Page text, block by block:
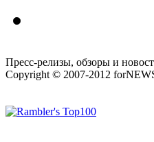
Пресс-релизы, обзоры и
Copyright © 2007-2012